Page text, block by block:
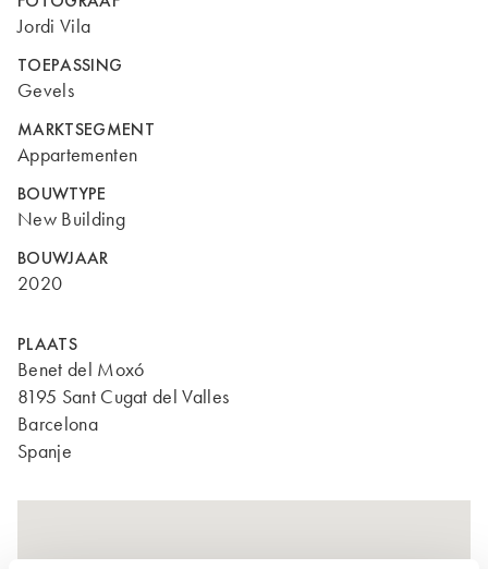
Jordi Vila
TOEPASSING
Gevels
MARKTSEGMENT
Appartementen
BOUWTYPE
New Building
BOUWJAAR
2020
PLAATS
Benet del Moxó
8195 Sant Cugat del Valles
Barcelona
Spanje